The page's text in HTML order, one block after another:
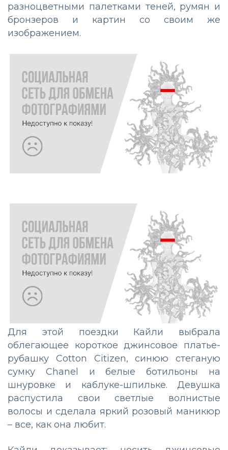
разноцветными палетками теней, румян и
бронзеров и картин со своим же
изображением.
Для этой поездки Кайли выбрала
облегающее короткое джинсовое платье-
рубашку Cotton Citizen, синюю стеганую
сумку Chanel и белые ботильоны на
шнуровке и каблуке-шпильке. Девушка
распустила свои светлые волнистые
волосы и сделала яркий розовый маникюр
– все, как она любит.